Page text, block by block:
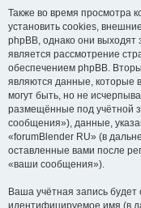
Также во время просмотра
установить cookies,
phpBB, однако они выходят
является рассмотрение
обеспечением phpBB.
являются данные, которые
могут быть, но не
размещённые под учётной
сообщения»), данные,
«forumBlender RU» (в
оставленные вами после
«ваши сообщения»).
Ваша учётная запись
идентифицируемое имя (в